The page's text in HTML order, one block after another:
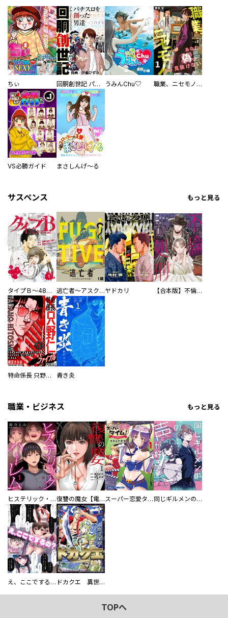
ちぃ 回胴創世記 パチスロを創った男達 うみんChu♡ 職業、ニセモノ～あなたに偽は見抜けない【電子単行本版】
VS必勝ガイド まさしんげ～る
サスペンス もっと見る
タイプＢ～48時間後、致死率100％～【単話】 逃亡者～アスクレピオスの杖～ヤドカリ 【合本版】不倫処刑
特命係長 只野仁ファイナル 愛蔵版 青き炎
職業・ビジネス もっと見る
ヒステリック・ハーレム～搾られる男と堕ちる女～【電子単行本版】 復讐の魔女【電子単行本版】 スーパー恋愛タイム！～現場でドＳな彼女は自宅でデレる～ 同じギルメンの声が好き
え、ここでするの？ アイドルのファンが知らない日常 ドカクエ 異世界ドカコッククエスト
TOPへ